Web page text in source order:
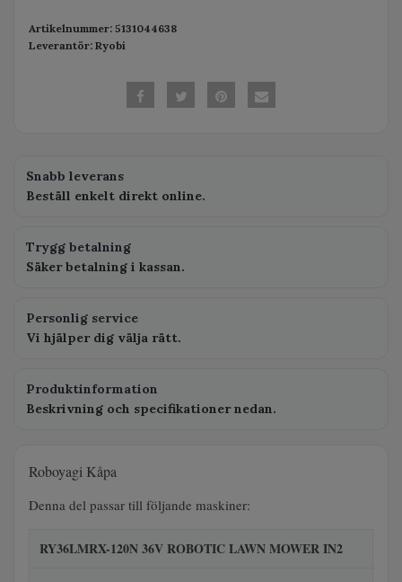
Artikelnummer: 5131044638
Leverantör: Ryobi
Snabb leverans
Beställ enkelt direkt online.
Trygg betalning
Säker betalning i kassan.
Personlig service
Vi hjälper dig välja rätt.
Produktinformation
Beskrivning och specifikationer nedan.
Roboyagi Kåpa
Denna del passar till följande maskiner:
RY36LMRX-120N 36V ROBOTIC LAWN MOWER IN2